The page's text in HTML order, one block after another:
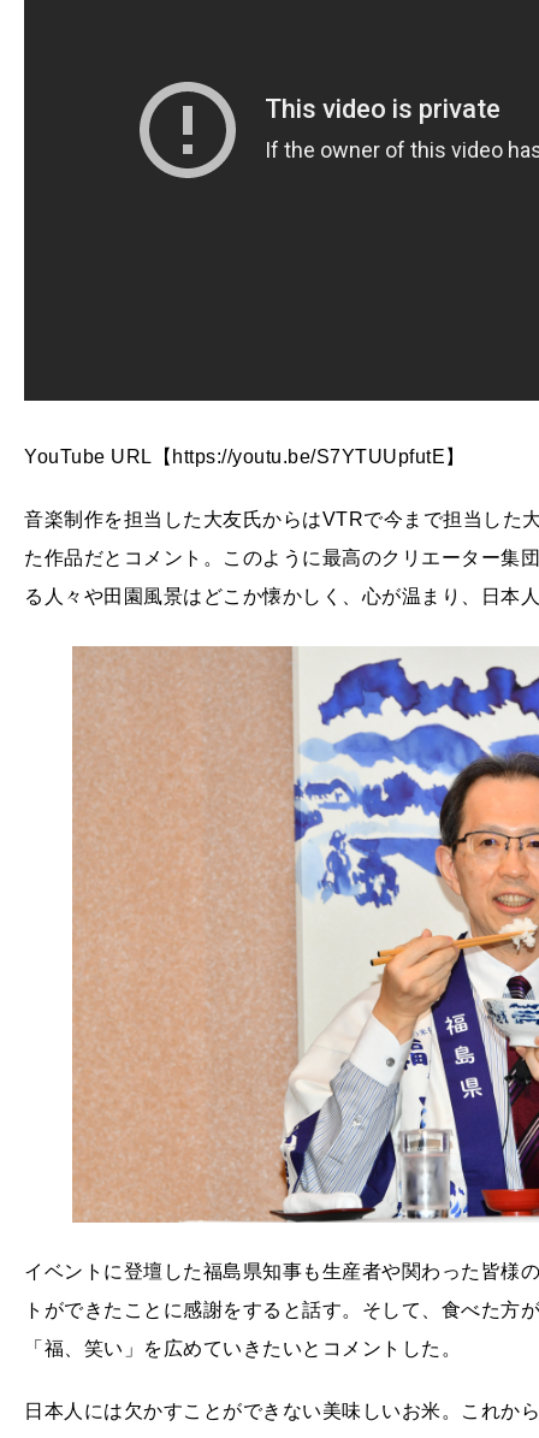
YouTube URL【https://youtu.be/S7YTUUpfutE】
音楽制作を担当した大友氏からはVTRで今まで担当した
た作品だとコメント。このように最高のクリエーター集
る人々や田園風景はどこか懐かしく、心が温まり、日本
イベントに登壇した福島県知事も生産者や関わった皆様
トができたことに感謝をすると話す。そして、食べた方
「福、笑い」を広めていきたいとコメントした。
日本人には欠かすことができない美味しいお米。これか